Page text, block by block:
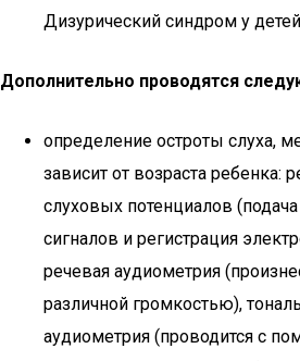
Дизурический синдром у
Дополнительно проводятся
определение остроты слуха,
зависит от возраста ребенка:
слуховых потенциалов (подача
сигналов и регистрация
речевая аудиометрия
различной громкостью),
аудиометрия (проводится с